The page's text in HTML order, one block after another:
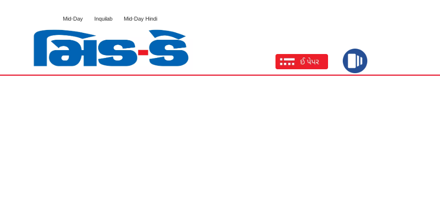
Mid-Day Inquilab Mid-Day Hindi